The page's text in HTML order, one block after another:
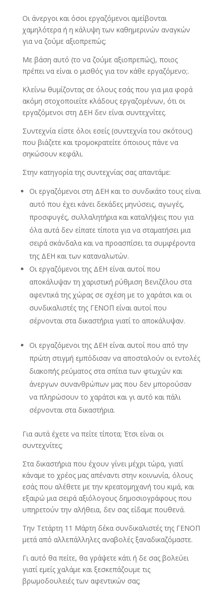
Οι άνεργοι και όσοι εργαζόμενοι αμείβονται
χαμηλότερα ή η κάλυψη των καθημερινών αναγκών
για να ζούμε αξιοπρεπώς;
Με βάση αυτό (το να ζούμε αξιοπρεπώς), ποιος
πρέπει να είναι ο μισθός για τον κάθε εργαζόμενο;.
Κλείνω θυμίζοντας σε όλους εσάς που για μια φορά
ακόμη στοχοποιείτε κλάδους εργαζομένων, ότι οι
εργαζόμενοι στη ΔΕΗ δεν είναι συντεχνίτες.
Συντεχνία είστε όλοι εσείς (συντεχνία του σκότους)
που βιάζετε και τρομοκρατείτε όποιους πάνε να
σηκώσουν κεφάλι.
Στην κατηγορία της συντεχνίας σας απαντάμε:
Οι εργαζόμενοι στη ΔΕΗ και το συνδικάτο τους είναι
αυτό που έχει κάνει δεκάδες μηνύσεις, αγωγές,
προσφυγές, συλλαλητήρια και καταλήψεις που για
όλα αυτά δεν είπατε τίποτα για να σταματήσει μια
σειρά σκάνδαλα και να προασπίσει τα συμφέροντα
της ΔΕΗ και των καταναλωτών.
Οι εργαζόμενοι της ΔΕΗ είναι αυτοί που
αποκάλυψαν τη χαριστική ρύθμιση Βενιζέλου στα
αφεντικά της χώρας σε σχέση με το χαράτσι και οι
συνδικαλιστές της ΓΕΝΟΠ είναι αυτοί που
σέρνονται στα δικαστήρια γιατί το αποκάλυψαν.
Οι εργαζόμενοι της ΔΕΗ είναι αυτοί που από την
πρώτη στιγμή εμπόδισαν να αποσταλούν οι εντολές
διακοπής ρεύματος στα σπίτια των φτωχών και
άνεργων συνανθρώπων μας που δεν μπορούσαν
να πληρώσουν το χαράτσι και γι αυτό και πάλι
σέρνονται στα δικαστήρια.
Για αυτά έχετε να πείτε τίποτα; Έτσι είναι οι
συντεχνίτες;
Στα δικαστήρια που έχουν γίνει μέχρι τώρα, γιατί
κάναμε το χρέος μας απέναντι στην κοινωνία, όλους
εσάς που αλέθετε με την κρεατομηχανή του κιμά, και
εξαιρώ μια σειρά αξιόλογους δημοσιογράφους που
υπηρετούν την αλήθεια, δεν σας είδαμε πουθενά.
Την Τετάρτη 11 Μάρτη δέκα συνδικαλιστές της ΓΕΝΟΠ
μετά από αλλεπάλληλες αναβολές ξαναδικαζόμαστε.
Γι αυτό θα πείτε, θα γράψετε κάτι ή δε σας βολεύει
γιατί εμείς χαλάμε και ξεσκεπάζουμε τις
βρωμοδουλειές των αφεντικών σας;